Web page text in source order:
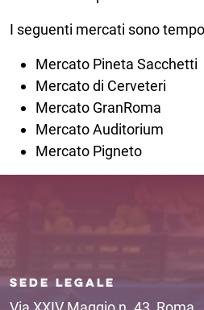
I seguenti mercati sono
Mercato Pineta Sacchetti
Mercato di Cerveteri
Mercato GranRoma
Mercato Auditorium
Mercato Pigneto
SEDE LEGALE